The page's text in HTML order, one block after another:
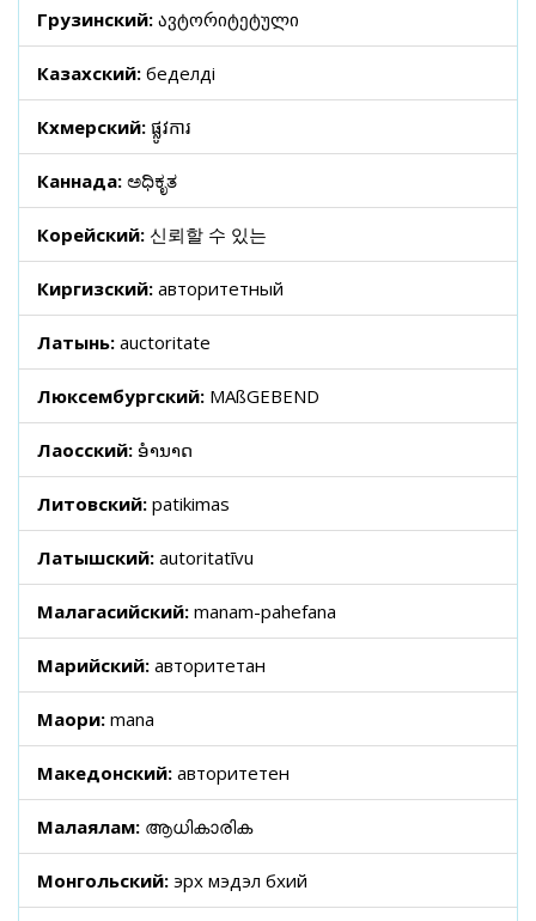
Грузинский: ავტორიტეტული
Казахский: беделді
Кхмерский: ផ្លូវការ
Каннада: ಅಧಿಕೃತ
Корейский: 신뢰할 수 있는
Киргизский: авторитетный
Латынь: auctoritate
Люксембургский: MAßGEBEND
Лаосский: ອໍານາດ
Литовский: patikimas
Латышский: autoritatīvu
Малагасийский: manam-pahefana
Марийский: авторитетан
Маори: mana
Македонский: авторитетен
Малаялам: ആധികാരിക
Монгольский: эрх мэдэл бүхий